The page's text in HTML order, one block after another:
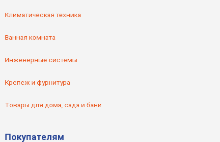
Климатическая техника
Ванная комната
Инженерные системы
Крепеж и фурнитура
Товары для дома, сада и бани
Покупателям